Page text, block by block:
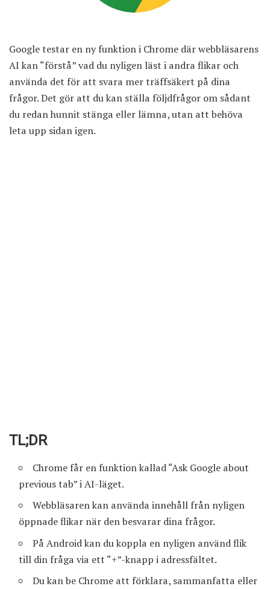
Google testar en ny funktion i Chrome där webbläsarens
AI kan “förstå” vad du nyligen läst i andra flikar och
använda det för att svara mer träffsäkert på dina
frågor. Det gör att du kan ställa följdfrågor om sådant
du redan hunnit stänga eller lämna, utan att behöva
leta upp sidan igen.
TL;DR
Chrome får en funktion kallad “Ask Google about
previous tab” i AI-läget.
Webbläsaren kan använda innehåll från nyligen
öppnade flikar när den besvarar dina frågor.
På Android kan du koppla en nyligen använd flik
till din fråga via ett “+”-knapp i adressfältet.
Du kan be Chrome att förklara, sammanfatta eller